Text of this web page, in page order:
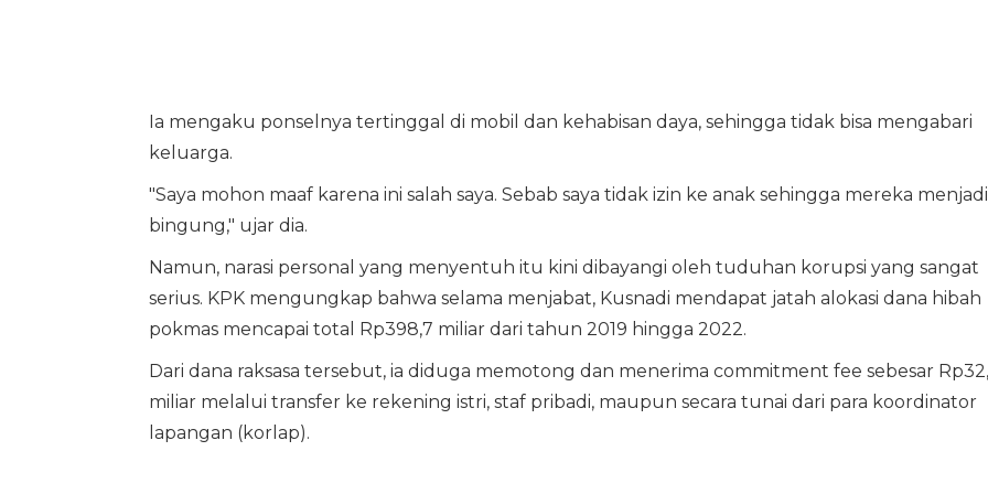
Ia mengaku ponselnya tertinggal di mobil dan kehabisan daya, sehingga tidak bisa mengabari
keluarga.
"Saya mohon maaf karena ini salah saya. Sebab saya tidak izin ke anak sehingga mereka menjadi
bingung," ujar dia.
Namun, narasi personal yang menyentuh itu kini dibayangi oleh tuduhan korupsi yang sangat
serius. KPK mengungkap bahwa selama menjabat, Kusnadi mendapat jatah alokasi dana hibah
pokmas mencapai total Rp398,7 miliar dari tahun 2019 hingga 2022.
Dari dana raksasa tersebut, ia diduga memotong dan menerima commitment fee sebesar
miliar melalui transfer ke rekening istri, staf pribadi, maupun secara tunai dari para koordinator
lapangan (korlap).